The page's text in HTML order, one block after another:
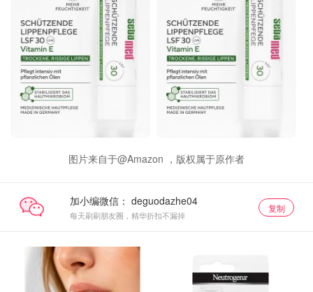
图片来自于@Amazon ，版权属于原作者
加小编微信：
每天刷刷朋友圈，精华折扣不漏掉
复制